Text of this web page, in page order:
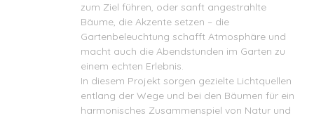
zum Ziel führen, oder sanft angestrahlte
Bäume, die Akzente setzen – die
Gartenbeleuchtung schafft Atmosphäre und
macht auch die Abendstunden im Garten zu
einem echten Erlebnis.
In diesem Projekt sorgen gezielte Lichtquellen
entlang der Wege und bei den Bäumen für ein
harmonisches Zusammenspiel von Natur und